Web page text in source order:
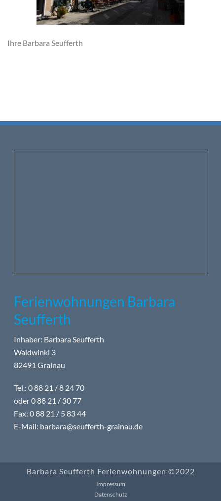
Ihre Barbara Seufferth
Ferienwohnungen Barbara
Seufferth
Inhaber: Barbara Seufferth
Waldwinkl 3
82491 Grainau
Tel.: 0 88 21 / 8 24 70
oder 0 88 21 / 30 77
Fax: 0 88 21 / 5 83 44
E-Mail: barbara@seufferth-grainau.de
Barbara Seufferth Ferienwohnungen ©2022
Impressum
Datenschutz